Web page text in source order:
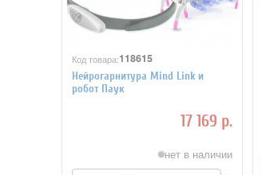
Код товара:118615
Нейрогарнитура Mind Link и
робот Паук
17 169 р.
нет в наличии